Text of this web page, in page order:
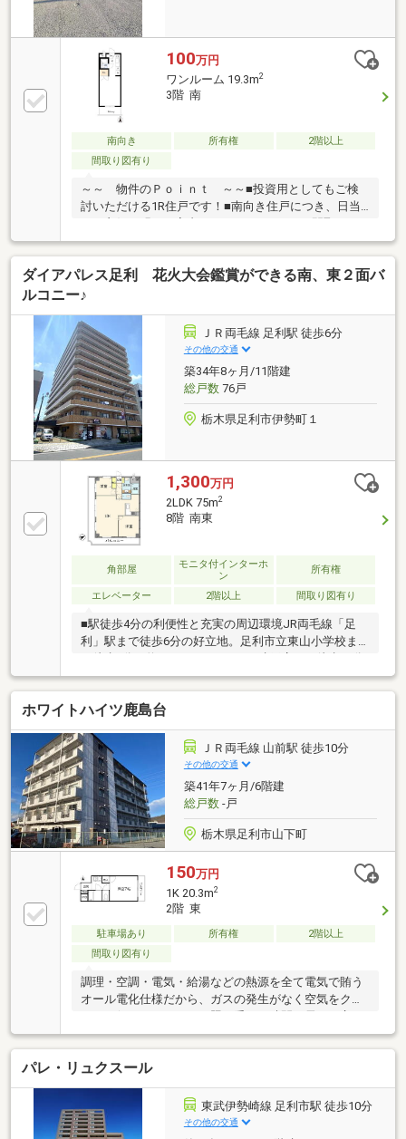
100万円
ワンルーム 19.3m2
3階 南
南向き 所有権
2階以上
間取り図有り
～～ 物件のＰｏｉｎｔ ～～■投資用としてもご検
討いただける1R住戸です！■南向き住戸につき、日当
たり良好で明るい室内です！■コンパクトな間取りで
初めての不動産投資にもおすすめです！■買い物施設
が近く、生活利便性の良い環境です！ご興味ございま
したら下記「資料請求・お問い合わせ」欄に必要事項
記入の上、お問い合わせください。担当者より、ご希
だきます。その他お住まいに関するご相談も承ります
ので、お気兼ねなくご相談ください。
ダイアパレス足利 花火大会鑑賞ができる南、東２面バ
ルコニー♪
ＪＲ両毛線 足利駅 徒歩6分
その他の交通
築34年8ヶ月/11階建
総戸数76戸
栃木県足利市伊勢町１
1,300万円
2LDK 75m2
8階 南東
角部屋
モニタ付インターホ
ン
所有権
エレベーター 2階以上 間取り図有り
■駅徒歩4分の利便性と充実の周辺環境JR両毛線「足
利」駅まで徒歩6分の好立地。足利市立東山小学校ま
で徒歩9分（約700m）、とりせん助戸店まで徒歩15分
（約1136m）など、子育てファミリーが暮らしやすい
住環境が整っています。■南東角住戸ならではの開放
感と多面バルコニー専有面積75.00平米の3LDK設計。
南側と東側に広がる22.16平米の多面バルコニーを配置
しており、花火が目の前で広がる贅沢なお部屋になっ
ております。■家族の会話が弾む対面システムキッチ
ンリビングダイニング全体を見渡せる開放的なカウン
ターキッチンを採用。
ホワイトハイツ鹿島台
ＪＲ両毛線 山前駅 徒歩10分
その他の交通
築41年7ヶ月/6階建
総戸数-戸
栃木県足利市山下町
150万円
1K 20.3m2
2階 東
駐車場あり 所有権
2階以上
間取り図有り
調理・空調・電気・給湯などの熱源を全て電気で賄う
オール電化仕様だから、ガスの発生がなく空気をクリ
れる南向で日照時間が長く、冬でも暖かく暮らせま
す。単身のシンプルライフに最適の１Ｋ。是非見学に
お越しください。賃貸同時募集。敷地内駐車場空無し
（R8.1.19現在）。室内に洗濯機置き場なし。2Ｆに共
用のコインランドリーあり
パレ・リュクスール
東武伊勢崎線 足利市駅 徒歩10分
その他の交通